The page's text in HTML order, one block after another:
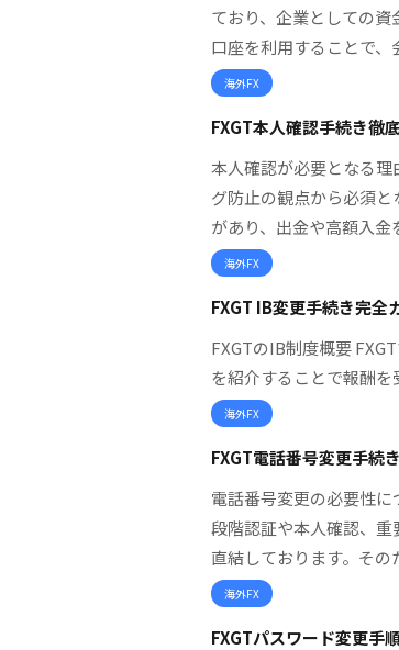
ており、企業としての
口座を利用することで、
海外FX
FXGT本人確認手続き徹
本人確認が必要となる
グ防止の観点から必須
があり、出金や高額入金
海外FX
FXGT IB変更手続き完全
FXGTのIB制度概要
を紹介することで報酬
海外FX
FXGT電話番号変更手続
電話番号変更の必要性
段階認証や本人確認、
直結しております。その
海外FX
FXGTパスワード変更手